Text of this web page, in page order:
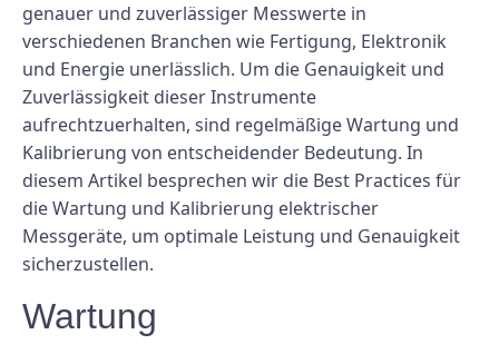
genauer und zuverlässiger Messwerte in
verschiedenen Branchen wie Fertigung, Elektronik
und Energie unerlässlich. Um die Genauigkeit und
Zuverlässigkeit dieser Instrumente
aufrechtzuerhalten, sind regelmäßige Wartung und
Kalibrierung von entscheidender Bedeutung. In
diesem Artikel besprechen wir die Best Practices für
die Wartung und Kalibrierung elektrischer
Messgeräte, um optimale Leistung und Genauigkeit
sicherzustellen.
Wartung